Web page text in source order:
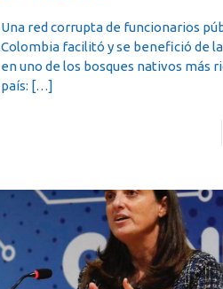
Una red corrupta de funcionarios
Colombia facilitó y se benefició de
en uno de los bosques nativos más
país: […]